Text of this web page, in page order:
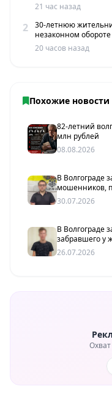
21 час назад
2
30-летнюю
незаконном
20 часов назад
Похожие новости
82-летний
млн рублей
08.08.2026
В Волгограде
мошенников,
млн рублей
30.07.2026
В Волгограде
забравшего у
26.07.2026